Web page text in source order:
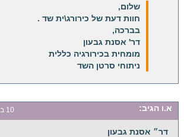
שלום,
חוות דעת של כירורג\ית שד .
בברכה,
דר' אסנת גבעון
מומחית בכירורגיה כללית
ניתוחי סרטן השד
א.ו הגיב: 10 במאי 2017 בשעה 16:18
דר״ אסנת גבעון